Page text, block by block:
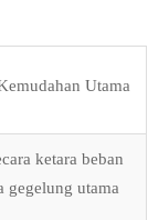
Utama
ketara beban
gegelung utama